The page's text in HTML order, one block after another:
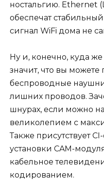
ностальгию. Ethernet
обеспечат
сигнал WiFi дома не
Ну и, конечно, куда
значит, что вы
беспроводные
лишних проводов.
шнурах, если можно
великолепием с
Также присутствует
установки CAM-
кабельное
кодированием.